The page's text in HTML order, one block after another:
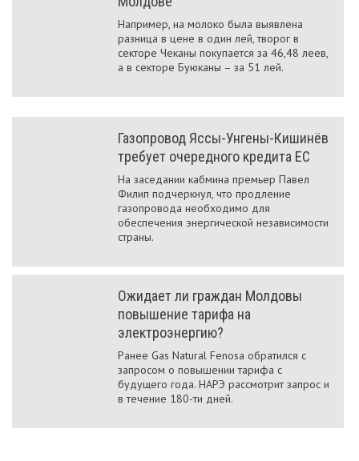
Например, на молоко была выявлена
разница в цене в один лей, творог в
секторе Чеканы покупается за 46,48 леев,
а в секторе Буюканы – за 51 лей.
Газопровод Яссы-Унгены-Кишинёв
требует очередного кредита ЕС
На заседании кабмина премьер Павел
Филип подчеркнул, что продление
газопровода необходимо для
обеспечения энергической независимости
страны.
Ожидает ли граждан Молдовы
повышение тарифа на
электроэнергию?
Ранее Gas Natural Fenosa обратился с
запросом о повышении тарифа с
будущего года. НАРЭ рассмотрит запрос и
в течение 180-ти дней.